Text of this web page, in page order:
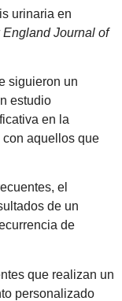
urinaria en
England Journal of
siguieron un
estudio
en la
aquellos que
el
de un
de
que realizan un
personalizado